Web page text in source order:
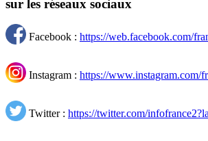
sur les réseaux sociaux
Facebook : https://web.facebook.com/
Instagram : https://www.instagram.com/
Twitter : https://twitter.com/